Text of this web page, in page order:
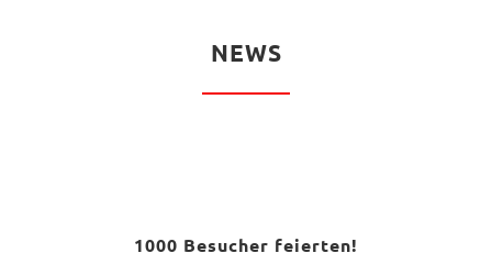
NEWS
1000 Besucher feierten!